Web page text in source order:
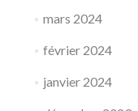
mars 2024
février 2024
janvier 2024